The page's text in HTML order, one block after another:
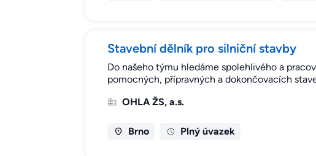
Stavební dělník pro silniční stavby
Do našeho týmu hledáme spolehlivého a
pomocných, přípravných a dokončovacích
OHLA ŽS, a.s.
Brno Plný úvazek